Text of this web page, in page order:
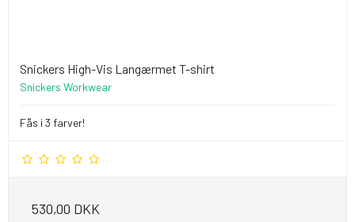
Snickers High-Vis Langærmet T-shirt
Snickers Workwear
Fås i 3 farver!
530,00 DKK